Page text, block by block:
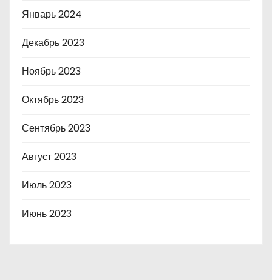
Январь 2024
Декабрь 2023
Ноябрь 2023
Октябрь 2023
Сентябрь 2023
Август 2023
Июль 2023
Июнь 2023